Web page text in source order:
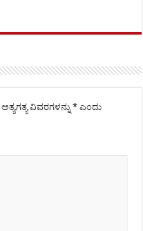
ಅತ್ಯಗತ್ಯ ವಿವರಗಳನ್ನು* ಎಂದು